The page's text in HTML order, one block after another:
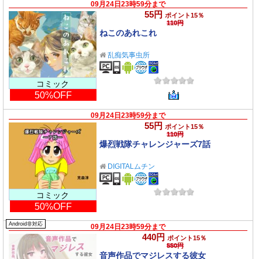
09月24日23時59分まで
コミック
50%OFF
55円 ポイント15％
110円
ねこのあれこれ
乱痴気事虫所
09月24日23時59分まで
コミック
50%OFF
55円 ポイント15％
110円
爆烈戦隊チャレンジャーズ7話
DIGITALムチン
09月24日23時59分まで
Android非対応
440円 ポイント15％
550円
音声作品でマジレスする彼女